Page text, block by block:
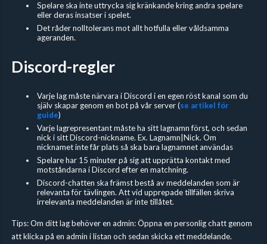
Spelare ska inte uttrycka sig kränkande kring andra spelare
eller deras insatser i spelet.
Det råder nolltolerans mot allt hotfulla eller våldsamma
ageranden.
Discord-regler
Varje lag måste närvara i Discord i en egen röst kanal som du
själv skapar genom en bot på vår server (se artikel för
guide)
Varje lagrepresentant måste ha sitt lagnamn först, och sedan
nick i sitt Discord-nickname. Ex. Lagnamn|Nick. Om
nicknamet inte får plats så ska bara lagnamnet användas
Spelare har 15 minuter på sig att upprätta kontakt med
motståndarna i Discord efter en matchning.
Discord-chatten ska främst bestå av meddelanden som är
relevanta för tävlingen. Att vid upprepade tillfällen skriva
irrelevanta meddelanden är inte tillåtet.
Tips: Om ditt lag behöver en admin: Öppna en personlig chatt genom
att klicka på en admin i listan och sedan skicka ett meddelande.